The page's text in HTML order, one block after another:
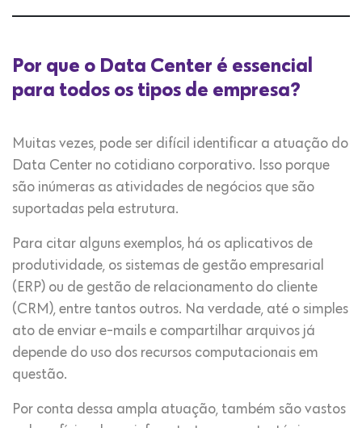
Por que o Data Center é essencial
para todos os tipos de empresa?
Muitas vezes, pode ser difícil identificar a atuação do
Data Center no cotidiano corporativo. Isso porque
são inúmeras as atividades de negócios que são
suportadas pela estrutura.
Para citar alguns exemplos, há os aplicativos de
produtividade, os sistemas de gestão empresarial
(ERP) ou de gestão de relacionamento do cliente
(CRM), entre tantos outros. Na verdade, até o simples
ato de enviar e-mails e compartilhar arquivos já
depende do uso dos recursos computacionais em
questão.
Por conta dessa ampla atuação, também são vastos